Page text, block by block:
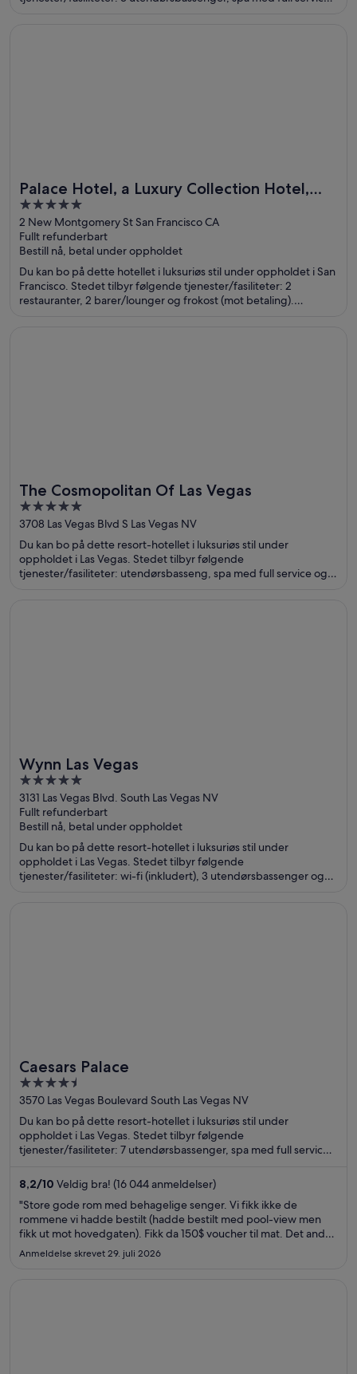
Palace Hotel, a Luxury Collection Hotel,
San Francisco
5
out
of
5
2 New Montgomery St San Francisco CA
Fullt refunderbart
Bestill nå, betal under oppholdet
Du kan bo på dette hotellet i luksuriøs stil under oppholdet i San
Francisco. Stedet tilbyr følgende tjenester/fasiliteter: 2
restauranter, 2 barer/lounger og frokost (mot betaling).
The Cosmopolitan Of Las Vegas
5
out
of
5
3708 Las Vegas Blvd S Las Vegas NV
Du kan bo på dette resort-hotellet i luksuriøs stil under
oppholdet i Las Vegas. Stedet tilbyr følgende
tjenester/fasiliteter: utendørsbasseng, spa med full service og
Wynn Las Vegas
5
out
of
5
3131 Las Vegas Blvd. South Las Vegas NV
Fullt refunderbart
Bestill nå, betal under oppholdet
Du kan bo på dette resort-hotellet i luksuriøs stil under
oppholdet i Las Vegas. Stedet tilbyr følgende
tjenester/fasiliteter: wi-fi (inkludert), 3 utendørsbassenger og
Caesars Palace
4.5
out
of
5
3570 Las Vegas Boulevard South Las Vegas NV
Du kan bo på dette resort-hotellet i luksuriøs stil under
oppholdet i Las Vegas. Stedet tilbyr følgende
tjenester/fasiliteter: 7 utendørsbassenger, spa med full service
spesielt fornøyd med de rene rommene. Populære
severdigheter som The Linq og Colosseum at Caesars Palace
ligger dessuten ikke langt unna.
8,2/10 Veldig bra! (16 044 anmeldelser)
"Store gode rom med behagelige senger. Vi fikk ikke de
rommene vi hadde bestilt (hadde bestilt med pool-view men
fikk ut mot hovedgaten). Fikk da 150$ voucher til mat. Det andre
rommet hadde tett vask og illeluktende vann som kom opp. Fikk
sen utsjekk (til 16.00) som kompensasjon, noe som var bra ..."
Anmeldelse skrevet 29. juli 2026